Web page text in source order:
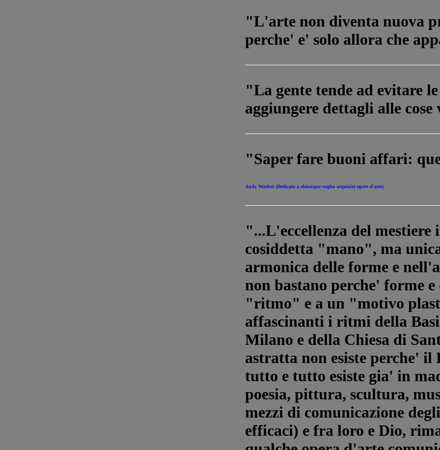
"L'arte non diventa nuova
perche' e' solo allora che
"La gente tende ad evitare
aggiungere dettagli alle
"Saper fare buoni affari:
Andy Warhol (Dedicato a chiunque voglia acquisire opere d'arte)
"...L'eccellenza del
cosiddetta "mano", ma
armonica delle forme e
non bastano perche' forme
"ritmo" e a un "motivo
affascinanti i ritmi della
Milano e della Chiesa di
astratta non esiste perche'
tutto e tutto esiste gia' in
poesia, pittura, scultura,
mezzi di comunicazione
efficaci) e fra loro e Dio,